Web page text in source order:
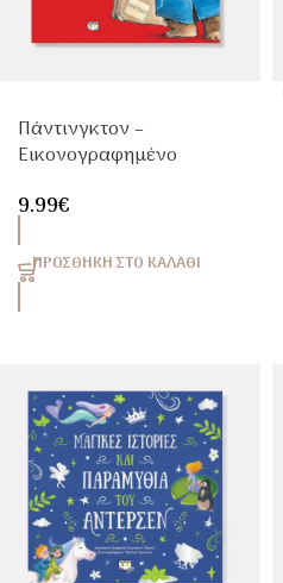
Πάντινγκτον –
Εικονογραφημένο
Ιστορίας 3+ Ετών
9.99€
ΠΡΟΣΘΉΚΗ ΣΤΟ ΚΑΛΆΘΙ